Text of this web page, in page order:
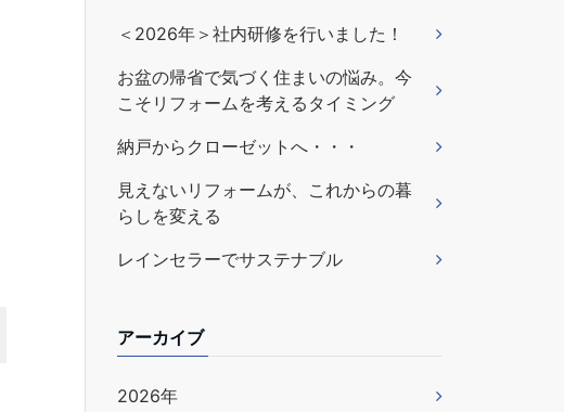
＜2026年＞社内研修を行いました！
お盆の帰省で気づく住まいの悩み。今
こそリフォームを考えるタイミング
納戸からクローゼットへ・・・
見えないリフォームが、これからの暮
らしを変える
レインセラーでサステナブル
アーカイブ
2026年